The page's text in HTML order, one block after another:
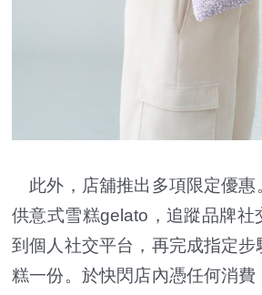
此外，店舖推出多項限定優惠
供意式雪糕gelato，追蹤品牌社
到個人社交平台，再完成指定步
糕一份。於快閃店內憑任何消費